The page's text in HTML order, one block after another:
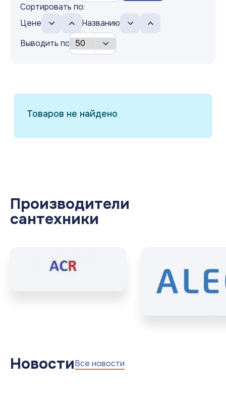
Сортировать по:
Цене
Названию
Выводить по
Товаров не найдено
Производители
сантехники
НовостиВсе новости